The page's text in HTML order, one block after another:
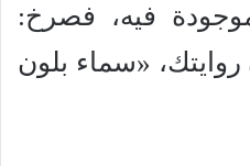
فيه، فصرخ:
«سماء بلون